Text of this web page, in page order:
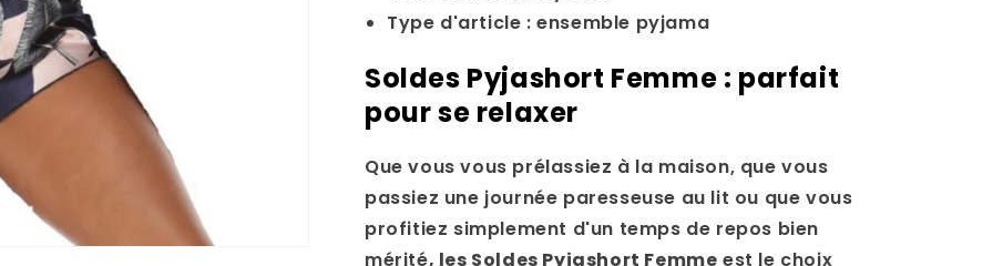
Type d'article : ensemble pyjama
Soldes Pyjashort Femme : parfait
pour se relaxer
Que vous vous prélassiez à la maison, que vous
passiez une journée paresseuse au lit ou que vous
profitiez simplement d'un temps de repos bien
mérité, les Soldes Pyjashort Femme est le choix